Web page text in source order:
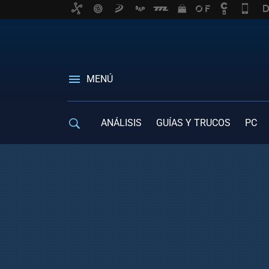
MENÚ
ANÁLISIS GUÍAS Y TRUCOS PC